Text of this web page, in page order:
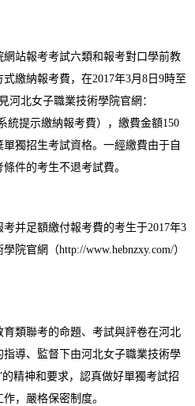
站報考考試六類和報考對口學前教
繳納報考費，在2017年3月8日9時至
河北女子職業技術學院官網：
統提示繳納報考費），繳費金額150
獨招生考試資格。一經繳費由于自
件的考生不退考試費。
并足額繳付報考費的考生于2017年3
院官網（http://www.hebnzxy.com/）
類聯考的命題、考試與評卷在河北
導、監督下由河北女子職業技術學
精神和要求，認真做好單獨考試招
，嚴格保密制度。